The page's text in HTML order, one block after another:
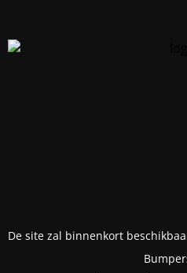
De site zal binnenkort